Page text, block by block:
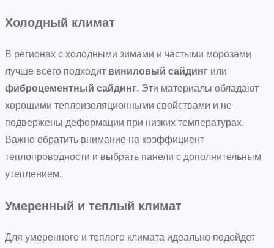
Холодный климат
В регионах с холодными зимами и частыми морозами
лучше всего подходит виниловый сайдинг или
фиброцементный сайдинг. Эти материалы обладают
хорошими теплоизоляционными свойствами и не
подвержены деформации при низких температурах.
Важно обратить внимание на коэффициент
теплопроводности и выбрать панели с дополнительным
утеплением.
Умеренный и теплый климат
Для умеренного и теплого климата идеально подойдет